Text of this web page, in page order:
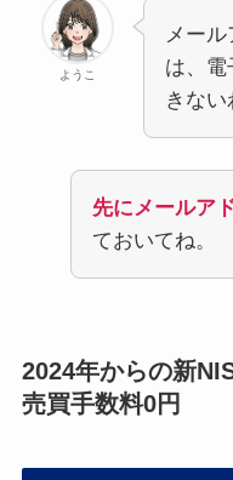
ようこ
メー
は、電
きない
先にメールア
ておいてね。
2024年からの新
売買手数料0円